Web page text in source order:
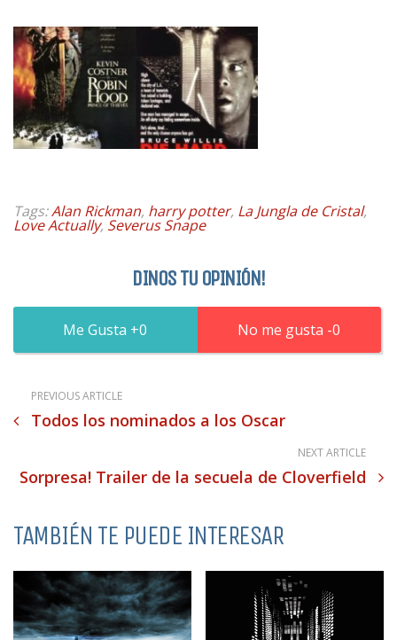
Tags:Alan Rickman, harry potter, La Jungla de Cristal,
Love Actually, Severus Snape
DINOS TU OPINIÓN!
0 0
PREVIOUS ARTICLE
Todos los nominados a los Oscar
NEXT ARTICLE
Sorpresa! Trailer de la secuela de Cloverfield
TAMBIÉN TE PUEDE INTERESAR